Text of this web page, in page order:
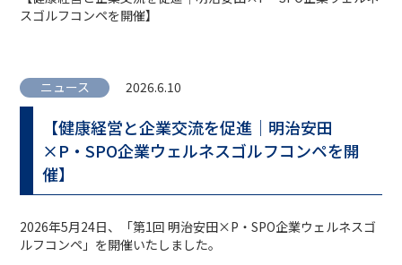
スゴルフコンペを開催】
ニュース 2026.6.10
【健康経営と企業交流を促進｜明治安田
×P・SPO企業ウェルネスゴルフコンペを開
催】
2026年5月24日、「第1回 明治安田×P・SPO企業ウェルネスゴ
ルフコンペ」を開催いたしました。